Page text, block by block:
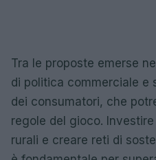
Tra le proposte emerse
di politica commerciale e
dei consumatori, che
regole del gioco.
rurali e creare reti di